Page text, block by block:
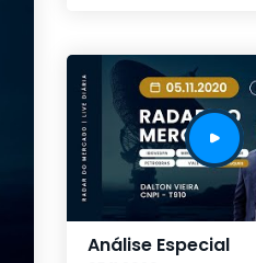
Análise Especial